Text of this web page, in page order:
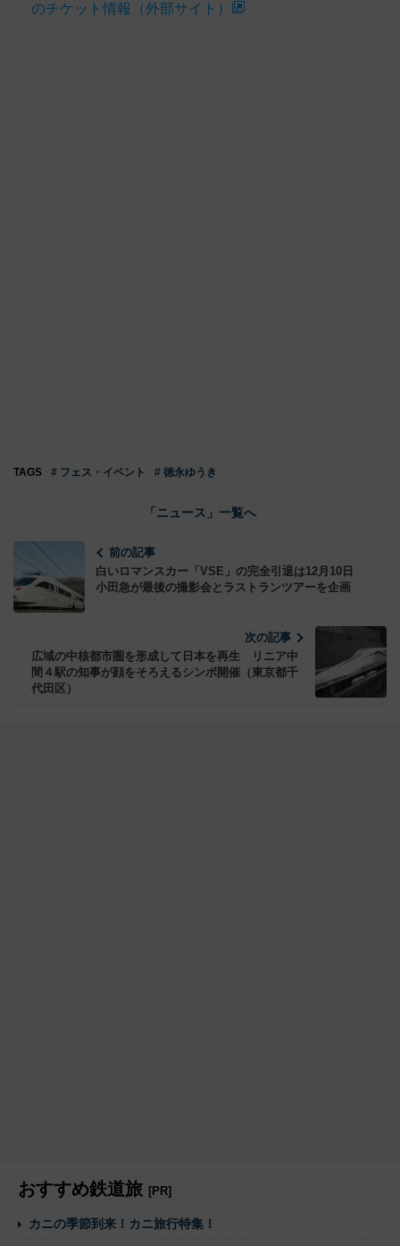
のチケット情報（外部サイト）
TAGS # フェス・イベント # 徳永ゆうき
「ニュース」一覧へ
前の記事
白いロマンスカー「VSE」の完全引退は12月10日
小田急が最後の撮影会とラストランツアーを企画
次の記事
広域の中核都市圏を形成して日本を再生 リニア中
間４駅の知事が顔をそろえるシンポ開催（東京都千
代田区）
おすすめ鉄道旅 [PR]
カニの季節到来！カニ旅行特集！